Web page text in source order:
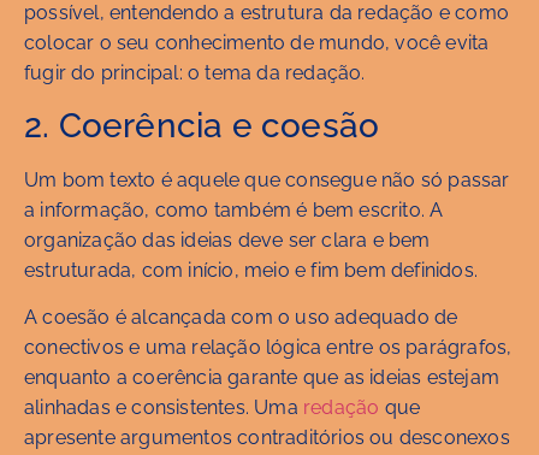
possível, entendendo a estrutura da redação e como
colocar o seu conhecimento de mundo, você evita
fugir do principal: o tema da redação.
2. Coerência e coesão
Um bom texto é aquele que consegue não só passar
a informação, como também é bem escrito. A
organização das ideias deve ser clara e bem
estruturada, com início, meio e fim bem definidos.
A coesão é alcançada com o uso adequado de
conectivos e uma relação lógica entre os parágrafos,
enquanto a coerência garante que as ideias estejam
alinhadas e consistentes. Uma redação que
apresente argumentos contraditórios ou desconexos